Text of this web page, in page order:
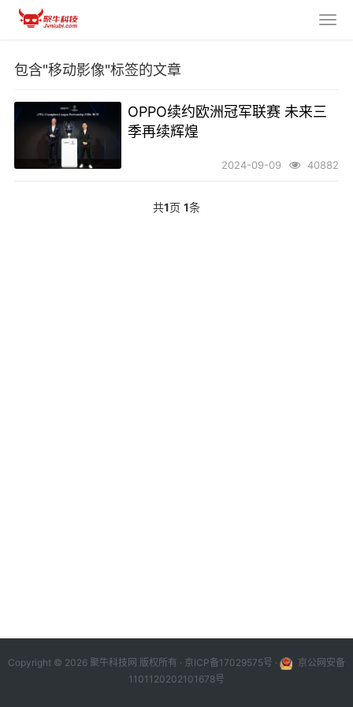
包含"移动影像"标签的文章
OPPO续约欧洲冠军联赛 未来三
季再续辉煌
2024-09-09 40882
共1页 1条
Copyright © 2026 聚牛科技网 版权所有 · 京ICP备17029575号 ·
京公网安备
1101120202101678号